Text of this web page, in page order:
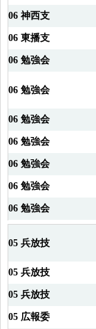
06 神西支
06 東播支
06 勉強会
06 勉強会
06 勉強会
06 勉強会
06 勉強会
06 勉強会
06 勉強会
05 兵放技
05 兵放技
05 兵放技
05 広報委